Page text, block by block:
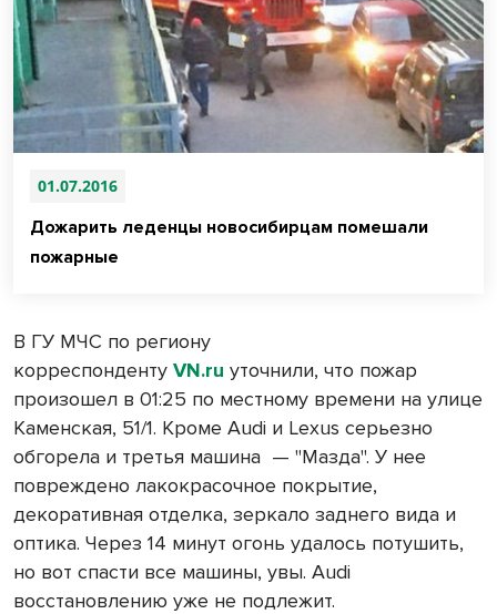
01.07.2016
Дожарить леденцы новосибирцам помешали
пожарные
В ГУ МЧС по региону
корреспонденту VN.ru уточнили, что пожар
произошел в 01:25 по местному времени на улице
Каменская, 51/1. Кроме Audi и Lexus серьезно
обгорела и третья машина — "Мазда". У нее
повреждено лакокрасочное покрытие,
декоративная отделка, зеркало заднего вида и
оптика. Через 14 минут огонь удалось потушить,
но вот спасти все машины, увы. Audi
восстановлению уже не подлежит.